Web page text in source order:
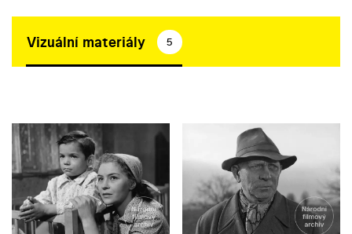
Vizuální materiály 5